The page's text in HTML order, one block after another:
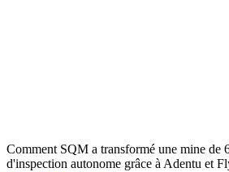
Comment SQM a transformé une mine de
d'inspection autonome grâce à Adentu et